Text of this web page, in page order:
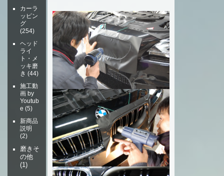
カーラ
ッピン
グ
(254)
ヘッド
ライ
ト・メ
ッキ磨
き (44)
施工動
画 by
Youtub
e (5)
新商品
説明
(2)
磨きそ
の他
(1)